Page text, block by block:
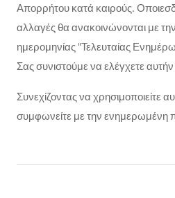
Απορρήτου κατά καιρούς.
αλλαγές θα ανακοινώνονται με
ημερομηνίας "Τελευταίας
Σας συνιστούμε να ελέγχετε αυτήν
Συνεχίζοντας να χρησιμοποιείτε
συμφωνείτε με την ενημερωμένη